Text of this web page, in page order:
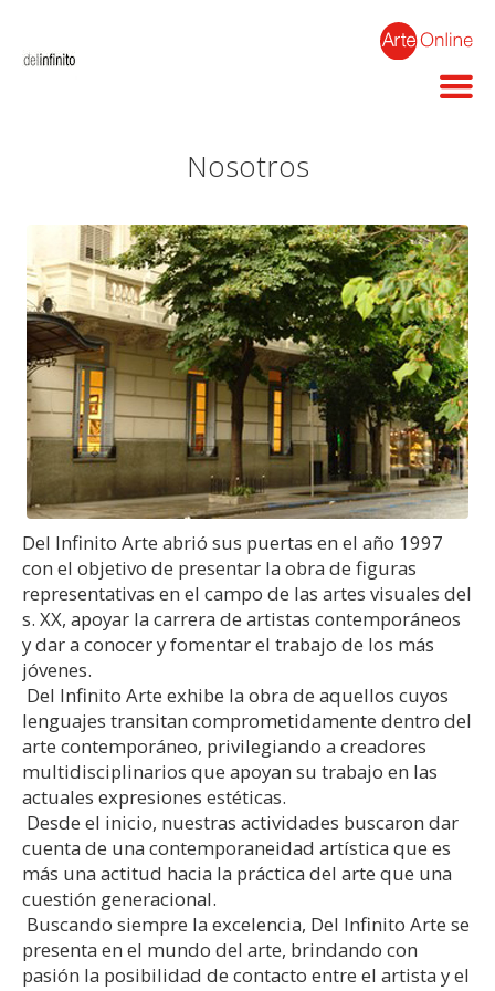
Nosotros
Del Infinito Arte abrió sus puertas en el año 1997
con el objetivo de presentar la obra de figuras
representativas en el campo de las artes visuales del
s. XX, apoyar la carrera de artistas contemporáneos
y dar a conocer y fomentar el trabajo de los más
jóvenes.
Del Infinito Arte exhibe la obra de aquellos cuyos
lenguajes transitan comprometidamente dentro del
arte contemporáneo, privilegiando a creadores
multidisciplinarios que apoyan su trabajo en las
actuales expresiones estéticas.
Desde el inicio, nuestras actividades buscaron dar
cuenta de una contemporaneidad artística que es
más una actitud hacia la práctica del arte que una
cuestión generacional.
Buscando siempre la excelencia, Del Infinito Arte se
presenta en el mundo del arte, brindando con
pasión la posibilidad de contacto entre el artista y el